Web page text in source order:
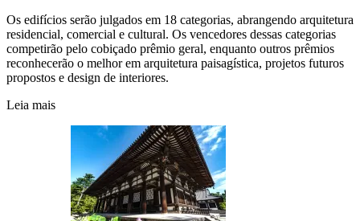
Os edifícios serão julgados em 18 categorias, abrangendo arquitetura
residencial, comercial e cultural. Os vencedores dessas categorias
competirão pelo cobiçado prêmio geral, enquanto outros prêmios
reconhecerão o melhor em arquitetura paisagística, projetos futuros
propostos e design de interiores.
Leia mais